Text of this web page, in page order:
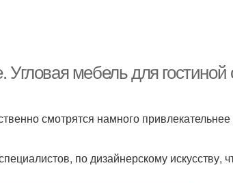
мебель для гостиной
смотрятся намного
по дизайнерскому искусству,